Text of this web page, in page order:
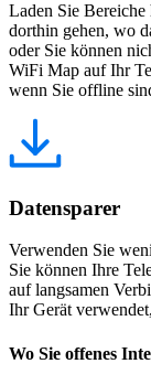
Laden Sie
dorthin gehen, wo
oder Sie können
WiFi Map auf Ihr
wenn Sie offline
Datensparer
Verwenden Sie
Sie können Ihre
auf langsamen
Ihr Gerät
Wo Sie offenes